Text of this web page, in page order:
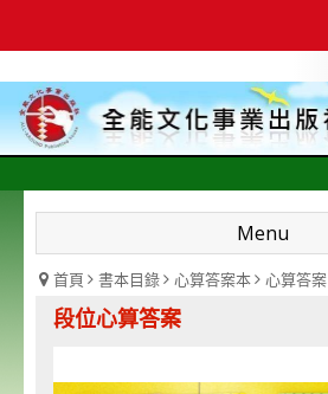
Menu
首頁 書本目錄 心算答案本 心算答案
段位心算答案